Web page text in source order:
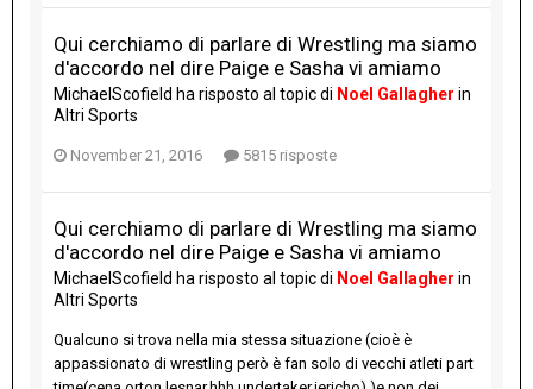
Qui cerchiamo di parlare di Wrestling ma siamo
d'accordo nel dire Paige e Sasha vi amiamo
MichaelScofield ha risposto al topic di Noel Gallagher in
Altri Sports
November 21, 2016 5815 risposte
Qui cerchiamo di parlare di Wrestling ma siamo
d'accordo nel dire Paige e Sasha vi amiamo
MichaelScofield ha risposto al topic di Noel Gallagher in
Altri Sports
Qualcuno si trova nella mia stessa situazione (cioè è
appassionato di wrestling però è fan solo di vecchi atleti part